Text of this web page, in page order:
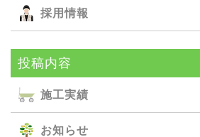
採用情報
投稿内容
施⼯実績
お知らせ